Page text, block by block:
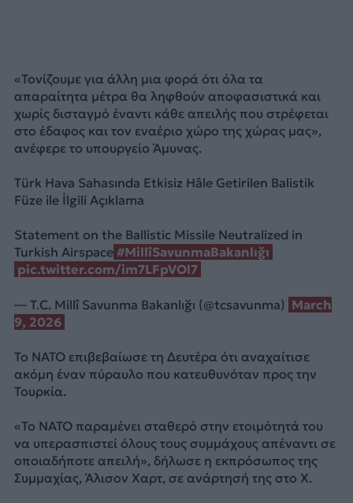
«Τονίζουμε για άλλη μια φορά ότι όλα τα
απαραίτητα μέτρα θα ληφθούν αποφασιστικά και
χωρίς δισταγμό έναντι κάθε απειλής που στρέφεται
στο έδαφος και τον εναέριο χώρο της χώρας μας»,
ανέφερε το υπουργείο Άμυνας.
Türk Hava Sahasında Etkisiz Hâle Getirilen Balistik
Füze ile İlgili Açıklama
Statement on the Ballistic Missile Neutralized in
Turkish Airspace #MillîSavunmaBakanlığı
pic.twitter.com/im7LFpVOl7
— T.C. Millî Savunma Bakanlığı (@tcsavunma) March
9, 2026
Το NATO επιβεβαίωσε τη Δευτέρα ότι αναχαίτισε
ακόμη έναν πύραυλο που κατευθυνόταν προς την
Τουρκία.
«Το ΝΑΤΟ παραμένει σταθερό στην ετοιμότητά του
να υπερασπιστεί όλους τους συμμάχους απέναντι σε
οποιαδήποτε απειλή», δήλωσε η εκπρόσωπος της
Συμμαχίας, Άλισον Χαρτ, σε ανάρτησή της στο X.